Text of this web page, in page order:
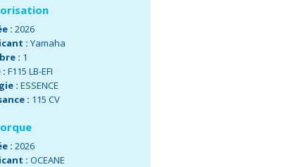
:2026
:Yamaha
: 1
:F115 LB-EFI
:ESSENCE
: 115 CV
:2026
:OCEANE